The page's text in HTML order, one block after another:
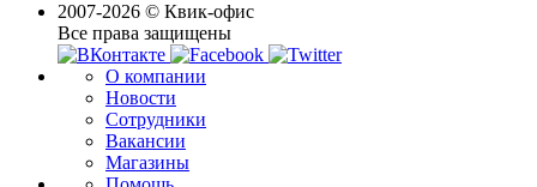
2007-2026 © Квик-офис
Все права защищены
О компании
Новости
Сотрудники
Вакансии
Магазины